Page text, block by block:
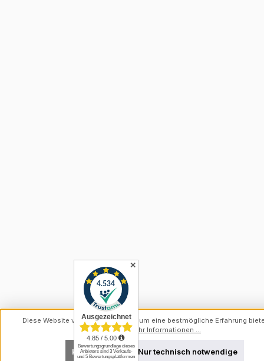
✕
Diese Website verwendet Cookies, um eine bestmögliche Erfahrung
können.Mehr Informationen ...
Nur technisch notwendige
Konfigurieren